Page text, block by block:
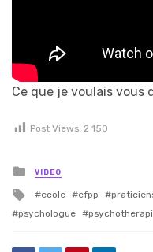
Ce que je voulais vous
Post Views: 2 150
Posted in
VIDEO
Tagged with
ecole efpp
psychologue